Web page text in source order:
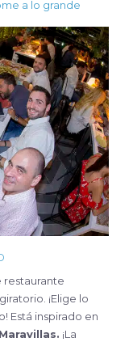
a lo grande
restaurante
¡Elige lo
Está inspirado en
¡La